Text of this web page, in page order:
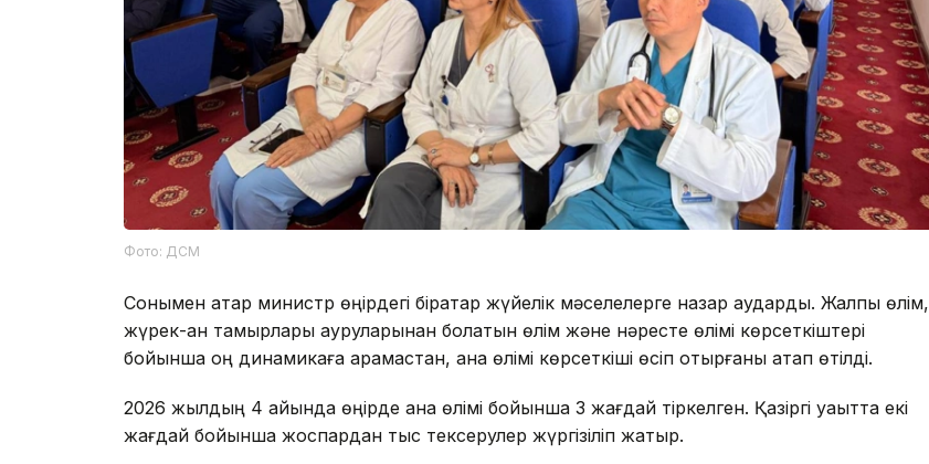
Фото: ДСМ
Сонымен қатар министр өңірдегі бірқатар жүйелік мәселелерге назар аударды. Жалпы өлім,
жүрек-қан тамырлары ауруларынан болатын өлім және нәресте өлімі көрсеткіштері
бойынша оң динамикаға қарамастан, ана өлімі көрсеткіші өсіп отырғаны атап өтілді.
2026 жылдың 4 айында өңірде ана өлімі бойынша 3 жағдай тіркелген. Қазіргі уақытта екі
жағдай бойынша жоспардан тыс тексерулер жүргізіліп жатыр.